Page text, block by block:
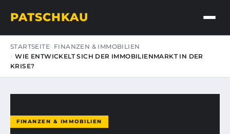
PATSCHKAU
STARTSEITE FINANZEN & IMMOBILIEN
WIE ENTWICKELT SICH DER IMMOBILIENMARKT IN DER
KRISE?
FINANZEN & IMMOBILIEN